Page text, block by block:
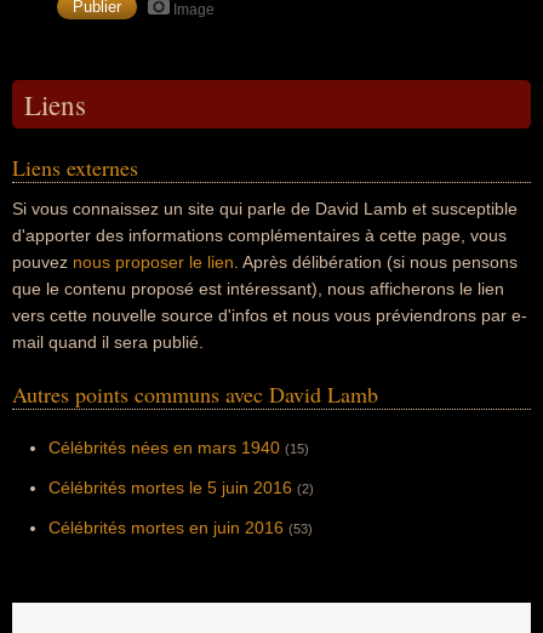
Image
Liens
Liens externes
Si vous connaissez un site qui parle de David Lamb et susceptible
d'apporter des informations complémentaires à cette page, vous
pouvez nous proposer le lien . Après délibération (si nous pensons
que le contenu proposé est intéressant), nous afficherons le lien
vers cette nouvelle source d'infos et nous vous préviendrons par e-
mail quand il sera publié.
Autres points communs avec David Lamb
Célébrités nées en mars 1940 (15)
Célébrités mortes le 5 juin 2016 (2)
Célébrités mortes en juin 2016 (53)